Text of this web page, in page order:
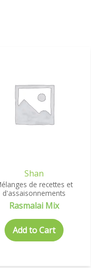
Shan
de recettes et
d'assaisonnements
Rasmalai Mix
Add to Cart